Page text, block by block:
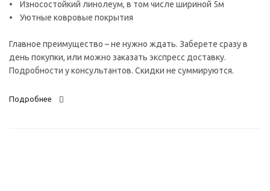
• Износостойкий линолеум, в том числе шириной 5м
• Уютные ковровые покрытия
Главное преимущество – не нужно ждать. Заберете сразу в
день покупки, или можно заказать экспресс доставку.
Подробности у консультантов. Скидки не суммируются.
Подробнее